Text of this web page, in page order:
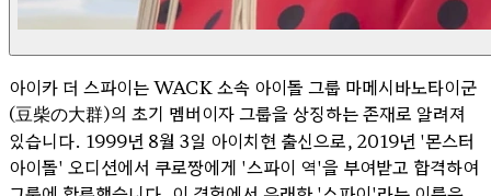
아이카 더 스파이는 WACK 소속 아이돌 그룹 마메시바노타이군
(豆柴の大群)의 초기 멤버이자 그룹을 상징하는 존재로 알려져
있습니다. 1999년 8월 3일 아이치현 출신으로, 2019년 '몬스터
아이돌' 오디션에서 쿠로짱에게 '스파이 역'을 부여받고 합격하여